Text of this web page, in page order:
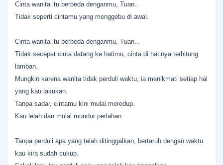
Cinta wanita itu berbeda denganmu, Tuan..
Tidak seperti cintamu yang menggebu di awal.
Cinta wanita itu berbeda denganmu, Tuan...
Tidak secepat cinta datang ke hatimu, cinta di hatinya terhitung
lamban.
Mungkin karena wanita tidak perduli waktu, ia menikmati setiap hal
yang kau lakukan.
Tanpa sadar, cintamu kini mulai meredup.
Kau lelah dan mulai mundur perlahan.
Tanpa perduli apa yang telah ditinggalkan, bertaruh dengan waktu
kau kira sudah cukup.